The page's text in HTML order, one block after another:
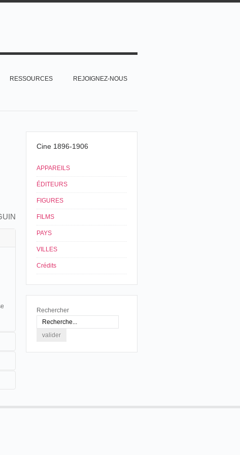
RESSOURCES REJOIGNEZ-NOUS
Cine 1896-1906
APPAREILS
ÉDITEURS
FIGURES
FILMS
PAYS
VILLES
Crédits
Rechercher